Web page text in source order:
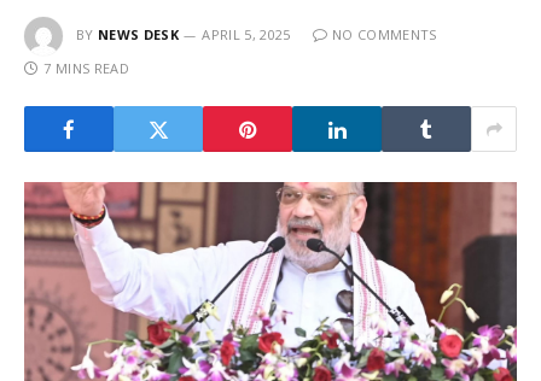
BY NEWS DESK APRIL 5, 2025
NO COMMENTS
7 MINS READ